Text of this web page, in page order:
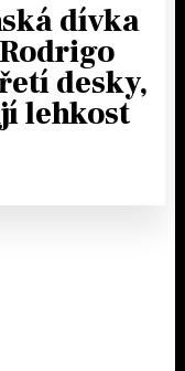
dívka
desky,
lehkost